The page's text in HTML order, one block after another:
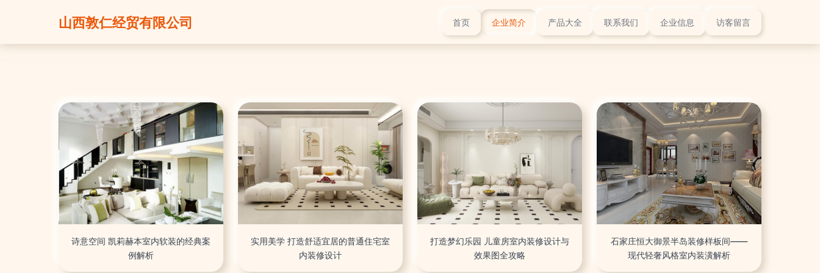
山西敦仁经贸有限公司 首页 企业简介 产品大全 联系我们 企业信息 访客留言
诗意空间 凯莉赫本室内软装的经典案
例解析
实用美学 打造舒适宜居的普通住宅室
内装修设计
打造梦幻乐园 儿童房室内装修设计与
效果图全攻略
石家庄恒大御景半岛装修样板间——
现代轻奢风格室内装潢解析